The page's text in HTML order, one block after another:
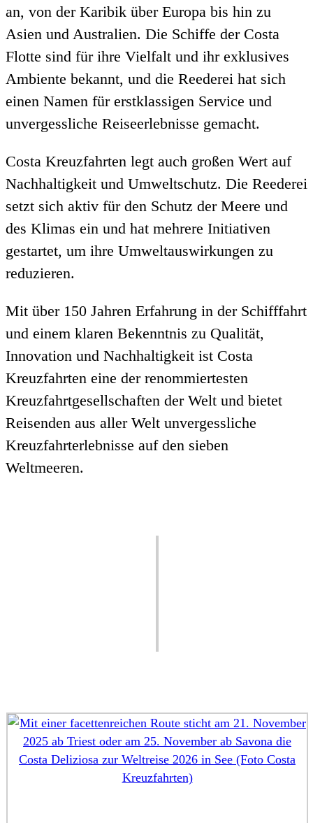
an, von der Karibik über Europa bis hin zu
Asien und Australien. Die Schiffe der Costa
Flotte sind für ihre Vielfalt und ihr exklusives
Ambiente bekannt, und die Reederei hat sich
einen Namen für erstklassigen Service und
unvergessliche Reiseerlebnisse gemacht.
Costa Kreuzfahrten legt auch großen Wert auf
Nachhaltigkeit und Umweltschutz. Die Reederei
setzt sich aktiv für den Schutz der Meere und
des Klimas ein und hat mehrere Initiativen
gestartet, um ihre Umweltauswirkungen zu
reduzieren.
Mit über 150 Jahren Erfahrung in der Schifffahrt
und einem klaren Bekenntnis zu Qualität,
Innovation und Nachhaltigkeit ist Costa
Kreuzfahrten eine der renommiertesten
Kreuzfahrtgesellschaften der Welt und bietet
Reisenden aus aller Welt unvergessliche
Kreuzfahrterlebnisse auf den sieben
Weltmeeren.